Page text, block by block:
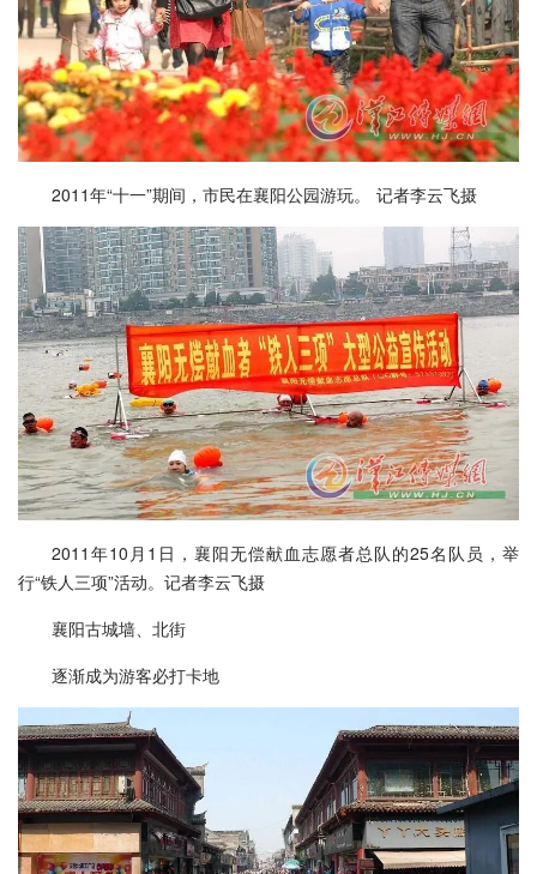
2011年“十一”期间，市民在襄阳公园游玩。 记者李云飞摄
2011年10月1日，襄阳无偿献血志愿者总队的25名队员，举
行“铁人三项”活动。记者李云飞摄
襄阳古城墙、北街
逐渐成为游客必打卡地